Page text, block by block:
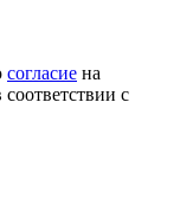
согласие на
с